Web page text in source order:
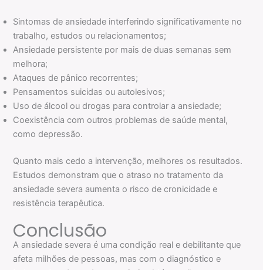
Sintomas de ansiedade interferindo significativamente no
trabalho, estudos ou relacionamentos;
Ansiedade persistente por mais de duas semanas sem
melhora;
Ataques de pânico recorrentes;
Pensamentos suicidas ou autolesivos;
Uso de álcool ou drogas para controlar a ansiedade;
Coexistência com outros problemas de saúde mental,
como depressão.
Quanto mais cedo a intervenção, melhores os resultados.
Estudos demonstram que o atraso no tratamento da
ansiedade severa aumenta o risco de cronicidade e
resistência terapêutica.
Conclusão
A ansiedade severa é uma condição real e debilitante que
afeta milhões de pessoas, mas com o diagnóstico e